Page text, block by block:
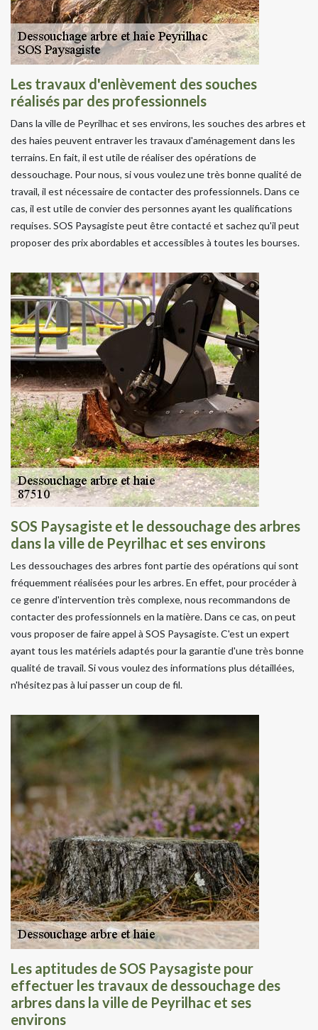
Les travaux d'enlèvement des souches
réalisés par des professionnels
Dans la ville de Peyrilhac et ses environs, les souches des arbres et
des haies peuvent entraver les travaux d'aménagement dans les
terrains. En fait, il est utile de réaliser des opérations de
dessouchage. Pour nous, si vous voulez une très bonne qualité de
travail, il est nécessaire de contacter des professionnels. Dans ce
cas, il est utile de convier des personnes ayant les qualifications
requises. SOS Paysagiste peut être contacté et sachez qu'il peut
proposer des prix abordables et accessibles à toutes les bourses.
SOS Paysagiste et le dessouchage des arbres
dans la ville de Peyrilhac et ses environs
Les dessouchages des arbres font partie des opérations qui sont
fréquemment réalisées pour les arbres. En effet, pour procéder à
ce genre d'intervention très complexe, nous recommandons de
contacter des professionnels en la matière. Dans ce cas, on peut
vous proposer de faire appel à SOS Paysagiste. C'est un expert
ayant tous les matériels adaptés pour la garantie d'une très bonne
qualité de travail. Si vous voulez des informations plus détaillées,
n'hésitez pas à lui passer un coup de fil.
Les aptitudes de SOS Paysagiste pour
effectuer les travaux de dessouchage des
arbres dans la ville de Peyrilhac et ses
environs